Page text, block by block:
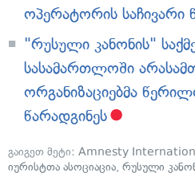
ოპერატორის საჩივარი
"რუსული კანონის"
სასამართლოში
ორგანიზაციებმა
წარადგინეს
გაიგეთ მეტი: Amnesty
იურისტთა ასოციაცია, რუსული